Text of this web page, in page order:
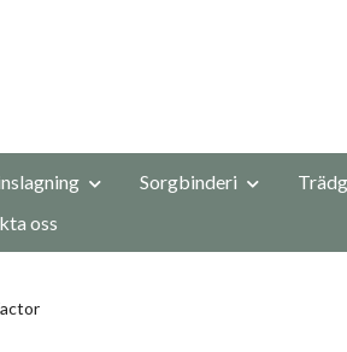
Sorgbinderi
oss